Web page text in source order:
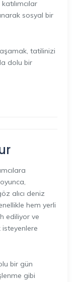
sosyal bir
tatilinizi
dolu bir
alıcı deniz
hem yerli
ediliyor ve
isteyenlere
bir gün
gibi